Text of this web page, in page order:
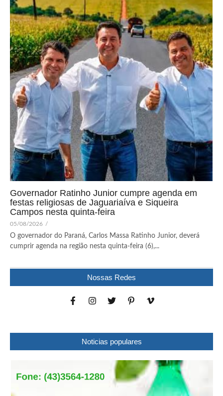
Governador Ratinho Junior cumpre agenda em
festas religiosas de Jaguariaíva e Siqueira
Campos nesta quinta-feira
05/08/2026 /
O governador do Paraná, Carlos Massa Ratinho Junior, deverá
cumprir agenda na região nesta quinta-feira (6),...
Nossas Redes
Noticias populares